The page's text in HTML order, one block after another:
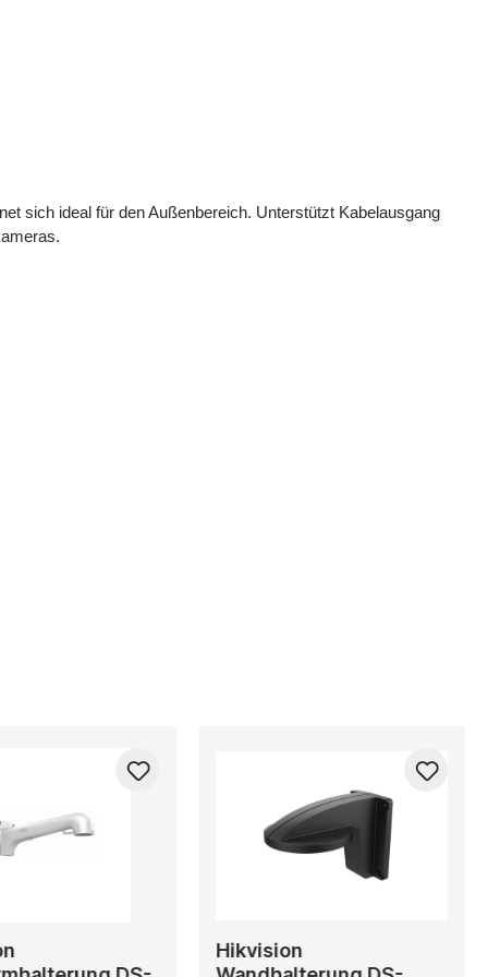
sich ideal für den Außenbereich. Unterstützt Kabelausgang
Hikvision